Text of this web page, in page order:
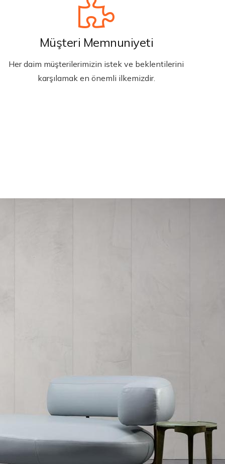
Müşteri Memnuniyeti
Her daim müşterilerimizin istek ve beklentilerini
karşılamak en önemli ilkemizdir.